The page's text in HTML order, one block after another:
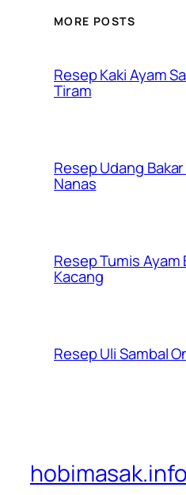
MORE POSTS
Resep Kaki Ayam
Tiram
Resep Udang
Nanas
Resep Tumis Ayam
Kacang
Resep Uli Sambal
hobimasak.info